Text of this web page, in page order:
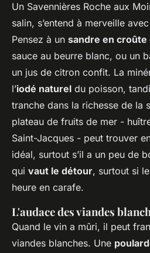
Un Savennières Roche aux
salin, s’entend à merveille
Pensez à un sandre en croûte
sauce au beurre blanc, ou un
un jus de citron confit. La
l’iodé naturel du poisson,
tranche dans la richesse de la
plateau de fruits de mer -
Saint-Jacques - peut trouver
idéal, surtout s’il a un peu de
qui vaut le détour, surtout si
heure en carafe.
L'audace des viandes
Quand le vin a mûri, il peut
viandes blanches. Une